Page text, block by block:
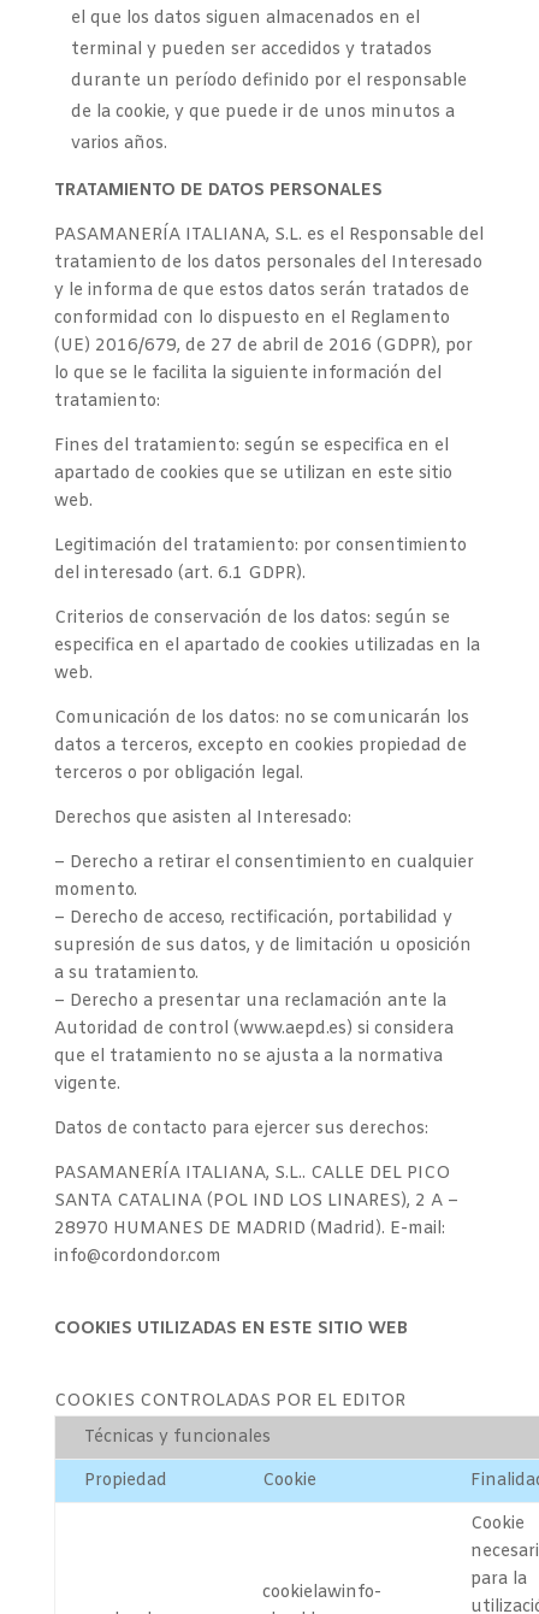
el que los datos siguen almacenados en el
terminal y pueden ser accedidos y tratados
durante un período definido por el responsable
de la cookie, y que puede ir de unos minutos a
varios años.
TRATAMIENTO DE DATOS PERSONALES
PASAMANERÍA ITALIANA, S.L. es el Responsable del
tratamiento de los datos personales del Interesado
y le informa de que estos datos serán tratados de
conformidad con lo dispuesto en el Reglamento
(UE) 2016/679, de 27 de abril de 2016 (GDPR), por
lo que se le facilita la siguiente información del
tratamiento:
Fines del tratamiento: según se especifica en el
apartado de cookies que se utilizan en este sitio
web.
Legitimación del tratamiento: por consentimiento
del interesado (art. 6.1 GDPR).
Criterios de conservación de los datos: según se
especifica en el apartado de cookies utilizadas en la
web.
Comunicación de los datos: no se comunicarán los
datos a terceros, excepto en cookies propiedad de
terceros o por obligación legal.
Derechos que asisten al Interesado:
– Derecho a retirar el consentimiento en cualquier
momento.
– Derecho de acceso, rectificación, portabilidad y
supresión de sus datos, y de limitación u oposición
a su tratamiento.
– Derecho a presentar una reclamación ante la
Autoridad de control (www.aepd.es) si considera
que el tratamiento no se ajusta a la normativa
vigente.
Datos de contacto para ejercer sus derechos:
PASAMANERÍA ITALIANA, S.L.. CALLE DEL PICO
SANTA CATALINA (POL IND LOS LINARES), 2 A –
28970 HUMANES DE MADRID (Madrid). E-mail:
info@cordondor.com
COOKIES UTILIZADAS EN ESTE SITIO WEB
COOKIES CONTROLADAS POR EL EDITOR
Técnicas y funcionales
Propiedad
Cookie
cookielawinfo-
Cookie
para la